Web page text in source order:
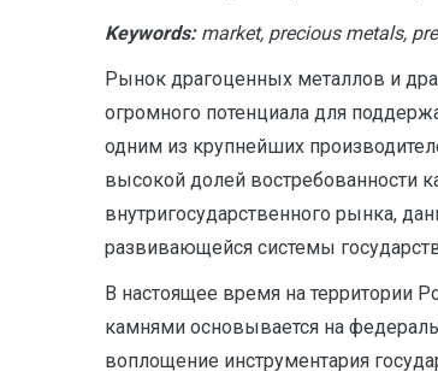
Keywords:market, precious metals,
Рынок драгоценных металлов и
огромного потенциала для
одним из крупнейших
высокой долей востребованности
внутригосударственного рынка,
развивающейся системы
В настоящее время на территории
камнями основывается на
воплощение инструментария